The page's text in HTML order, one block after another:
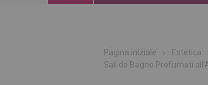
Pagina iniziale Estetica
Sali da Bagno Profumati